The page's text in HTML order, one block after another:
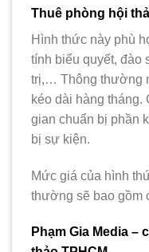
Thuê phòng hội
Hình thức này phù
tính biểu quyết, đào
trị,… Thông thường
kéo dài hàng tháng.
gian chuẩn bị phần
bị sự kiện.
Mức giá của hình
thường sẽ bao gồm
Phạm Gia Media